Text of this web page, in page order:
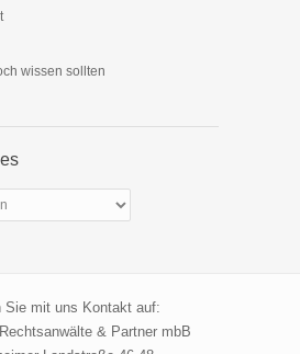
wissen sollten
Sie mit uns Kontakt auf:
& Partner mbB